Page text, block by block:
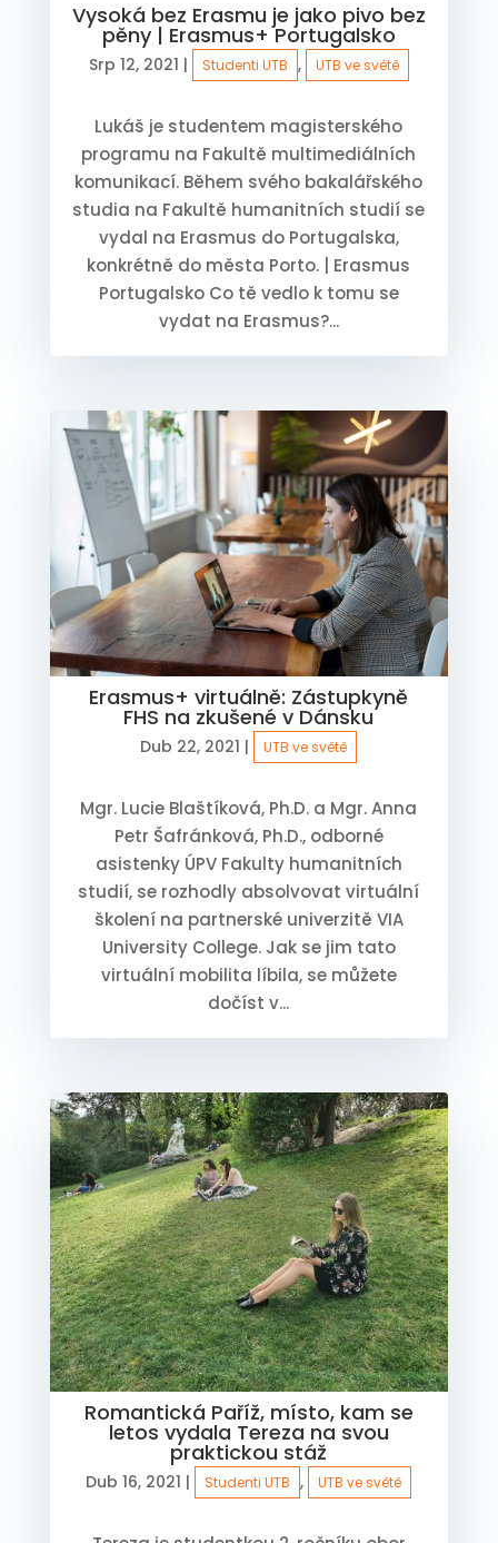
Vysoká bez Erasmu je jako pivo bez
pěny | Erasmus+ Portugalsko
Srp 12, 2021 | Studenti UTB , UTB ve světě
Lukáš je studentem magisterského
programu na Fakultě multimediálních
komunikací. Během svého bakalářského
studia na Fakultě humanitních studií se
vydal na Erasmus do Portugalska,
konkrétně do města Porto. | Erasmus
Portugalsko Co tě vedlo k tomu se
vydat na Erasmus?...
Erasmus+ virtuálně: Zástupkyně
FHS na zkušené v Dánsku
Dub 22, 2021 | UTB ve světě
Mgr. Lucie Blaštíková, Ph.D. a Mgr. Anna
Petr Šafránková, Ph.D., odborné
asistenky ÚPV Fakulty humanitních
studií, se rozhodly absolvovat virtuální
školení na partnerské univerzitě VIA
University College. Jak se jim tato
virtuální mobilita líbila, se můžete
dočíst v...
Romantická Paříž, místo, kam se
letos vydala Tereza na svou
praktickou stáž
Dub 16, 2021 | Studenti UTB , UTB ve světě